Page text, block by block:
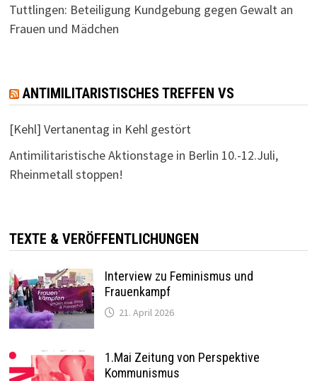
Tuttlingen: Beteiligung Kundgebung gegen Gewalt an
Frauen und Mädchen
ANTIMILITARISTISCHES TREFFEN VS
[Kehl] Vertanentag in Kehl gestört
Antimilitaristische Aktionstage in Berlin 10.-12.Juli,
Rheinmetall stoppen!
TEXTE & VERÖFFENTLICHUNGEN
Interview zu Feminismus und
Frauenkampf
21. April 2026
1.Mai Zeitung von Perspektive
Kommunismus